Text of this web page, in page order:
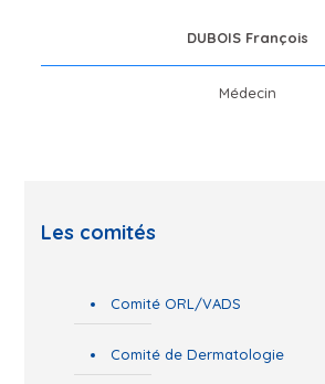
DUBOIS François
Médecin
Les comités
Comité ORL/VADS
Comité de Dermatologie